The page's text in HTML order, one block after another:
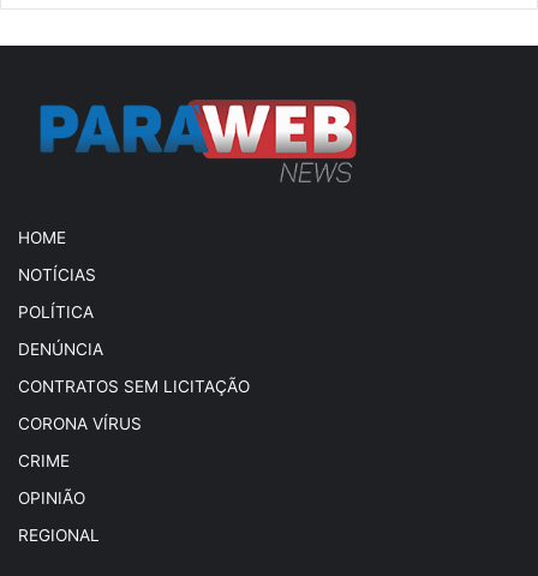
HOME
NOTÍCIAS
POLÍTICA
DENÚNCIA
CONTRATOS SEM LICITAÇÃO
CORONA VÍRUS
CRIME
OPINIÃO
REGIONAL